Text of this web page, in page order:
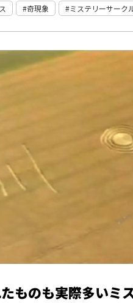
奇現象 ミステリーサーク
ものも実際多いミ